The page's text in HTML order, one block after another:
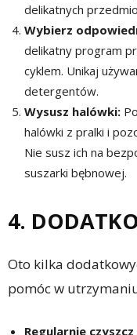
delikatnych
Wybierz
delikatny program
cyklem. Unikaj
detergentów.
Wysusz halówki:
halówki z pralki i
Nie susz ich na
suszarki bębnowej.
4.
Oto kilka
pomóc w
Regularnie